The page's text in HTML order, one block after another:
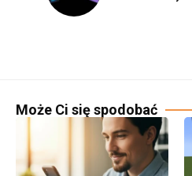
Może Ci się spodobać